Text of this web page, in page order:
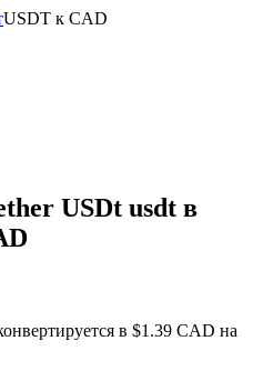
USDT к CAD
USDt usdt в
в $1.39 CAD на